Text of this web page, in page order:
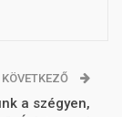
KÖVETKEZŐ
a szégyen,